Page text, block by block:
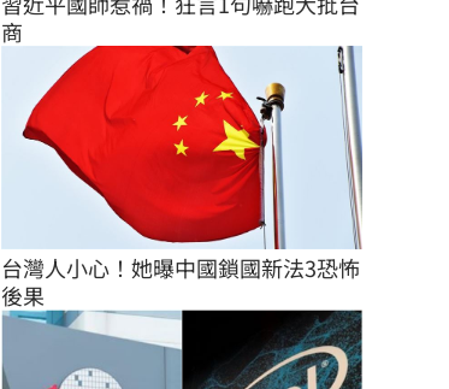
商
台灣人小心！她曝中國鎖國新法3恐怖
後果